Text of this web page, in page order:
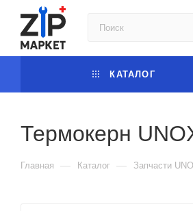
КАТАЛОГ
Термокерн
Главная — Каталог — Запчасти